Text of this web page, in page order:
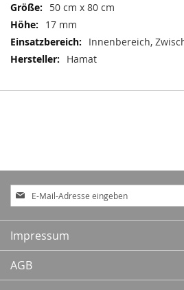
50 cm x 80 cm
17 mm
Innenbereich,
Hamat
Anmeldung
zum
Newsletter:
Impressum
AGB